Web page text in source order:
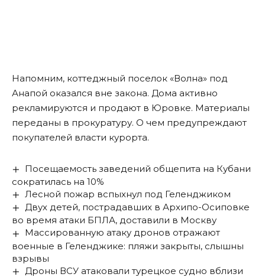
Напомним, коттеджный поселок «Волна» под
Анапой оказался вне закона. Дома активно
рекламируются и продают в Юровке. Материалы
переданы в прокуратуру. О чем предупреждают
покупателей власти курорта.
Посещаемость заведений общепита на Кубани
сократилась на 10%
Лесной пожар вспыхнул под Геленджиком
Двух детей, пострадавших в Архипо-Осиповке
во время атаки БПЛА, доставили в Москву
Массированную атаку дронов отражают
военные в Геленджике: пляжи закрыты, слышны
взрывы
Дроны ВСУ атаковали турецкое судно вблизи